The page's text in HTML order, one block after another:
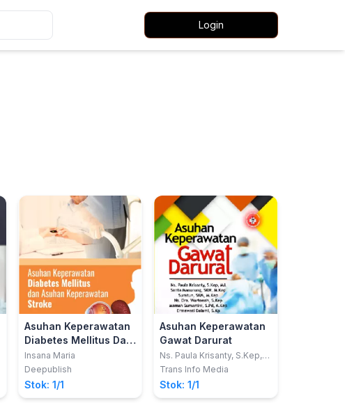
Login
Asuhan Keperawatan
Diabetes Mellitus Dan
Asuhan Keperawatan
Stroke
Insana Maria
Deepublish
Stok: 1/1
Asuhan Keperawatan
Gawat Darurat
Ns. Paula Krisanty, S.Kep,
MA; dkk
Trans Info Media
Stok: 1/1